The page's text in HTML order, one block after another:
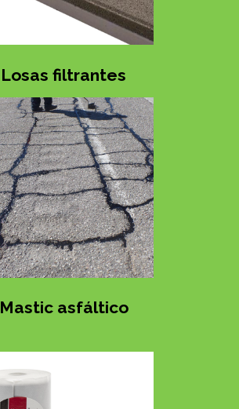
Losas filtrantes
Mastic asfáltico